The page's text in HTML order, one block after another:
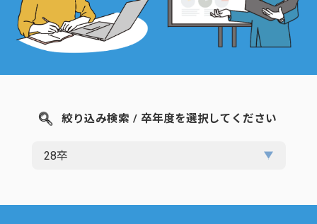
絞り込み検索 / 卒年度を選択してください